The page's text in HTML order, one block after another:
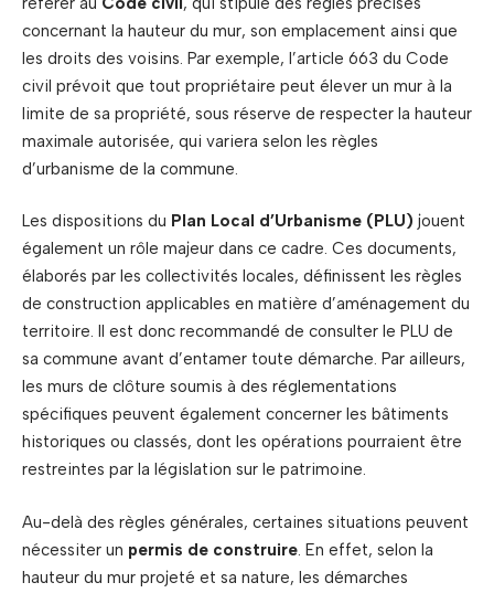
concernant la hauteur du mur, son emplacement ainsi que
les droits des voisins. Par exemple, l’article 663 du Code
civil prévoit que tout propriétaire peut élever un mur à la
limite de sa propriété, sous réserve de respecter la hauteur
maximale autorisée, qui variera selon les règles
d’urbanisme de la commune.
Les dispositions du Plan Local d’Urbanisme (PLU) jouent
également un rôle majeur dans ce cadre. Ces documents,
élaborés par les collectivités locales, définissent les règles
de construction applicables en matière d’aménagement du
territoire. Il est donc recommandé de consulter le PLU de
sa commune avant d’entamer toute démarche. Par ailleurs,
les murs de clôture soumis à des réglementations
spécifiques peuvent également concerner les bâtiments
historiques ou classés, dont les opérations pourraient être
restreintes par la législation sur le patrimoine.
Au-delà des règles générales, certaines situations peuvent
nécessiter un permis de construire . En effet, selon la
hauteur du mur projeté et sa nature, les démarches